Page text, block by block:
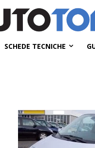
SCHEDE TECNICHE